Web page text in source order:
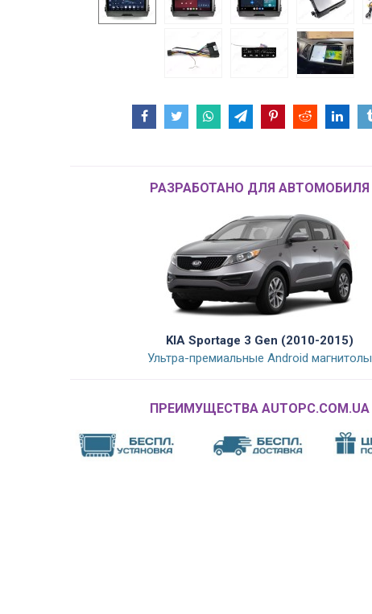
РАЗРАБОТАНО ДЛЯ АВТОМОБИЛЯ
KIA Sportage 3 Gen (2010-2015)
Ультра-премиальные Android магнитолы
ПРЕИМУЩЕСТВА AUTOPC.COM.UA